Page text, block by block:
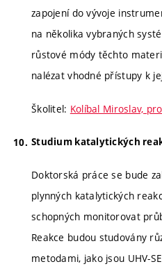
zapojení do vývoje
na několika vybraných
růstové módy těchto
nalézat vhodné přístupy k
Školitel: Kolíbal Miroslav,
Studium katalytických
Doktorská práce se bude
plynných katalytických
schopných monitorovat
Reakce budou studovány
metodami, jako jsou UHV-